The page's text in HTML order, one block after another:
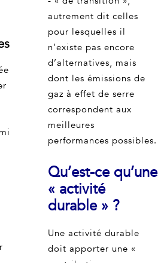
autrement dit celles
pour lesquelles il
n’existe pas encore
d’alternatives, mais
dont les émissions de
gaz à effet de serre
correspondent aux
meilleures
performances possibles.
Qu’est-ce qu’une
« activité
durable » ?
Une activité durable
doit apporter une «